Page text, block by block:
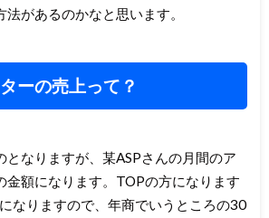
があるのかなと思います。
ーの売上って？
となりますが、某ASPさんの月間のア
金額になります。TOPの方になります
なりますので、年商でいうところの30